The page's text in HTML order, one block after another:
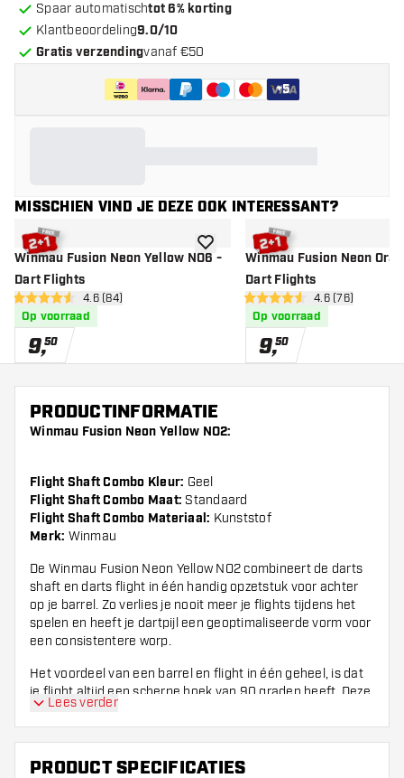
Spaar automatischtot 6% korting
Klantbeoordeling9.0/10
Gratis verzendingvanaf €50
+5
MISSCHIEN VIND JE DEZE OOK INTERESSANT?
Winmau Fusion Neon Yellow NO6 -
Dart Flights
open reviews drawer
4.6 score sterren4.6 (84)
Op voorraad
9,50
toevoegen aan verlanglijst
Winmau Fusion Neon
Dart Flights
open reviews
4.6 score sterren4.6 (76)
Op voorraad
9,50
PRODUCTINFORMATIE
Winmau Fusion Neon Yellow NO2:
Flight Shaft Combo Kleur: Geel
Flight Shaft Combo Maat: Standaard
Flight Shaft Combo Materiaal: Kunststof
Merk: Winmau
De Winmau Fusion Neon Yellow NO2 combineert de darts
shaft en darts flight in één handig opzetstuk voor achter
op je barrel. Zo verlies je nooit meer je flights tijdens het
spelen en heeft je dartpijl een geoptimaliseerde vorm voor
een consistentere worp.
Het voordeel van een barrel en flight in één geheel, is dat
je flight altijd een scherpe hoek van 90 graden heeft. Deze
staat ook altijd recht op je dartpijl en vormt een meer
aerodynamisch geheel ten opzichte van een normale
barrel met flight.
Lees verder
PRODUCT SPECIFICATIES